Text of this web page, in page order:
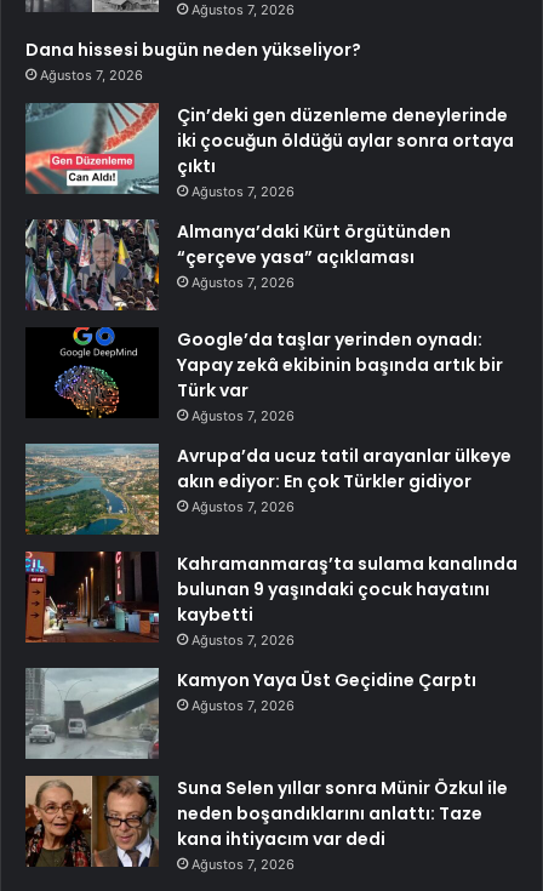
Ağustos 7, 2026
Dana hissesi bugün neden yükseliyor?
Ağustos 7, 2026
Çin’deki gen düzenleme deneylerinde
iki çocuğun öldüğü aylar sonra ortaya
çıktı
Ağustos 7, 2026
Almanya’daki Kürt örgütünden
“çerçeve yasa” açıklaması
Ağustos 7, 2026
Google’da taşlar yerinden oynadı:
Yapay zekâ ekibinin başında artık bir
Türk var
Ağustos 7, 2026
Avrupa’da ucuz tatil arayanlar ülkeye
akın ediyor: En çok Türkler gidiyor
Ağustos 7, 2026
Kahramanmaraş’ta sulama kanalında
bulunan 9 yaşındaki çocuk hayatını
kaybetti
Ağustos 7, 2026
Kamyon Yaya Üst Geçidine Çarptı
Ağustos 7, 2026
Suna Selen yıllar sonra Münir Özkul ile
neden boşandıklarını anlattı: Taze
kana ihtiyacım var dedi
Ağustos 7, 2026